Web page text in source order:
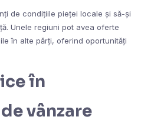
de condițiile pieței locale și să-și
Unele regiuni pot avea oferte
în alte părți, oferind oportunități
în
vânzare